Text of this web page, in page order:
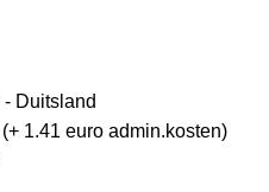
- Duitsland
1.41 euro admin.kosten)